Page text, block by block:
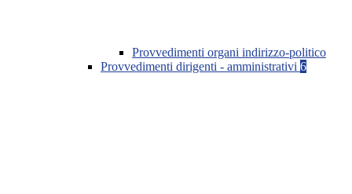
Provvedimenti organi indirizzo-politico
Provvedimenti dirigenti - amministrativi 6